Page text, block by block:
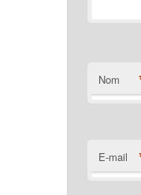
Nom
E-mail